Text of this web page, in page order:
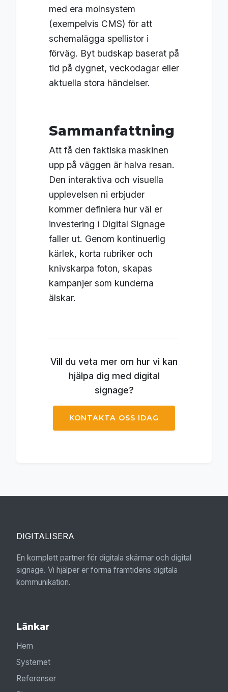
med era molnsystem
(exempelvis CMS) för att
schemalägga spellistor i
förväg. Byt budskap baserat på
tid på dygnet, veckodagar eller
aktuella stora händelser.
Sammanfattning
Att få den faktiska maskinen
upp på väggen är halva resan.
Den interaktiva och visuella
upplevelsen ni erbjuder
kommer definiera hur väl er
investering i Digital Signage
faller ut. Genom kontinuerlig
kärlek, korta rubriker och
knivskarpa foton, skapas
kampanjer som kunderna
älskar.
Vill du veta mer om hur vi kan
hjälpa dig med digital
signage?
KONTAKTA OSS IDAG
DIGITALISERA
En komplett partner för digitala skärmar och digital
signage. Vi hjälper er forma framtidens digitala
kommunikation.
Länkar
Hem
Systemet
Referenser